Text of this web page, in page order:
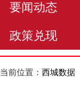
要闻动态
政策兑现
当前位置： 西城数据